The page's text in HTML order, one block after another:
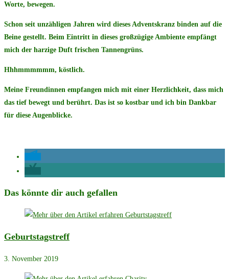
Worte, bewegen.
Schon seit unzähligen Jahren wird dieses Adventskranz binden auf die
Beine gestellt. Beim Eintritt in dieses großzügige Ambiente empfängt
mich der harzige Duft frischen Tannengrüns.
Hhhmmmmmm, köstlich.
Meine Freundinnen empfangen mich mit einer Herzlichkeit, dass mich
das tief bewegt und berührt. Das ist so kostbar und ich bin Dankbar
für diese Augenblicke.
Das könnte dir auch gefallen
Geburtstagstreff
3. November 2019